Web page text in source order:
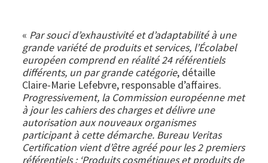
« Par souci d’exhaustivité et d’adaptabilité à une
grande variété de produits et services, l’Écolabel
européen comprend en réalité 24 référentiels
différents, un par grande catégorie, détaille
Claire-Marie Lefebvre, responsable d’affaires.
Progressivement, la Commission européenne met
à jour les cahiers des charges et délivre une
autorisation aux nouveaux organismes
participant à cette démarche. Bureau Veritas
Certification vient d’être agréé pour les 2 premiers
référentiels : ‘Produits cosmétiques et produits de